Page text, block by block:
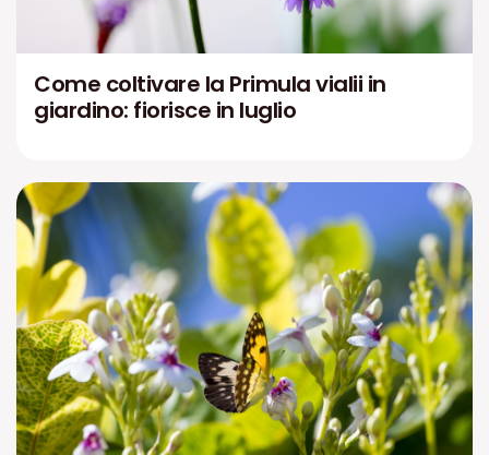
Come coltivare la Primula vialii in
giardino: fiorisce in luglio